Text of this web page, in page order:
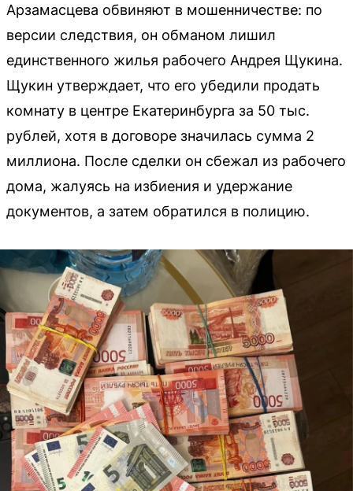
Арзамасцева обвиняют в мошенничестве: по
версии следствия, он обманом лишил
единственного жилья рабочего Андрея Щукина.
Щукин утверждает, что его убедили продать
комнату в центре Екатеринбурга за 50 тыс.
рублей, хотя в договоре значилась сумма 2
миллиона. После сделки он сбежал из рабочего
дома, жалуясь на избиения и удержание
документов, а затем обратился в полицию.